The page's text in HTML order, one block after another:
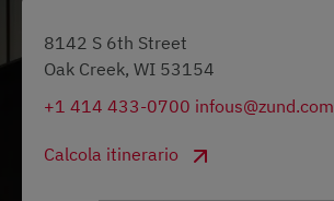
8142 S 6th Street
Oak Creek, WI 53154
+1 414 433-0700 infous@zund.com
Calcola itinerario